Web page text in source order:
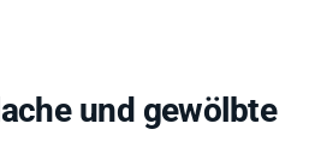
und gewölbte